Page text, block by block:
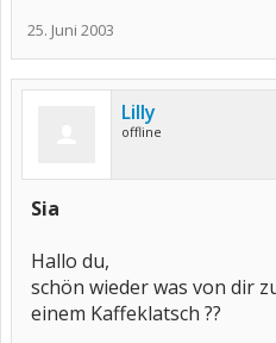
25. Juni 2003
Lilly
offline
Sia
Hallo du,
schön wieder was von dir
einem Kaffeklatsch ??